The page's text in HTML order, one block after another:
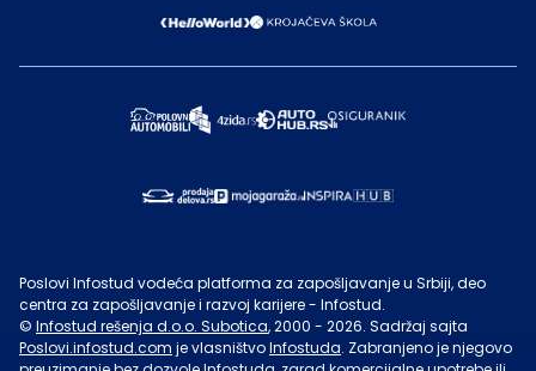
Poslovi Infostud vodeća platforma za zapošljavanje u Srbiji, deo
centra za zapošljavanje i razvoj karijere - Infostud.
© Infostud rešenja d.o.o. Subotica, 2000 - 2026. Sadržaj sajta
Poslovi.infostud.com je vlasništvoInfostuda. Zabranjeno je njegovo